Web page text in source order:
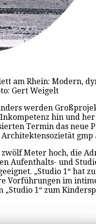
am Rhein: Modern,
Gert Weigelt
werden
hin und
Termin das neue
Architektensozietät
Meter hoch, die
Aufenthalts- und
„Studio 1“
Vorführungen im
1“ zum